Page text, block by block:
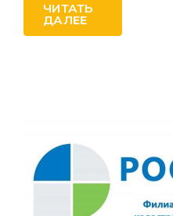
ЧИТАТЬ
ДАЛЕЕ